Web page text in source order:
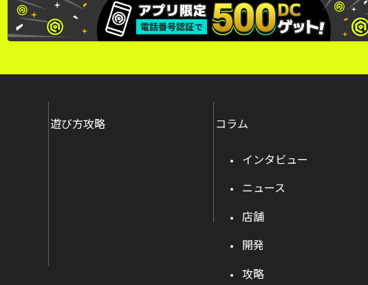
遊び方攻略 コラム
インタビュー
ニュース
店舗
開発
攻略